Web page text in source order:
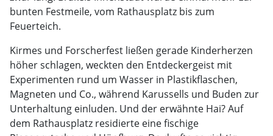
bunten Festmeile, vom Rathausplatz bis zum
Feuerteich.
Kirmes und Forscherfest ließen gerade Kinderherzen
höher schlagen, weckten den Entdeckergeist mit
Experimenten rund um Wasser in Plastikflaschen,
Magneten und Co., während Karussells und Buden zur
Unterhaltung einluden. Und der erwähnte Hai? Auf
dem Rathausplatz residierte eine fischige